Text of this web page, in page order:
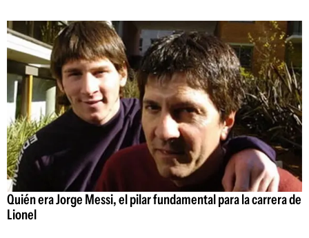
Quién era Jorge Messi, el pilar fundamental para la carrera de
Lionel